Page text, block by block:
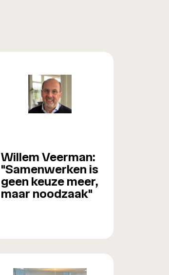
Willem Veerman:
"Samenwerken is
geen keuze meer,
maar noodzaak"